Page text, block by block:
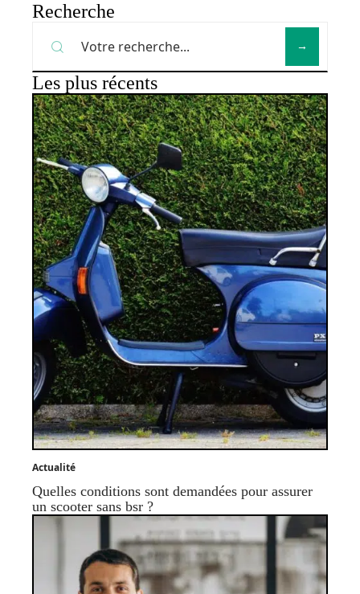
Recherche
Les plus récents
Actualité
Quelles conditions sont demandées pour assurer
un scooter sans bsr ?